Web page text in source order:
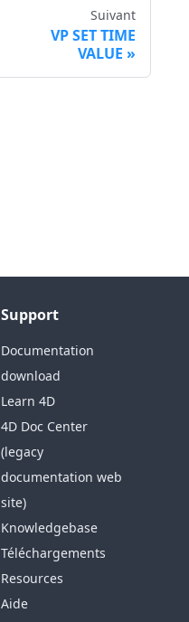
Suivant
VP SET TIME
VALUE
Support
Documentation
download
Learn 4D
4D Doc Center
(legacy
documentation web
site)
Knowledgebase
Téléchargements
Resources
Aide